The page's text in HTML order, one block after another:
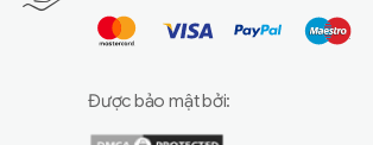
Được bảo mật bởi: